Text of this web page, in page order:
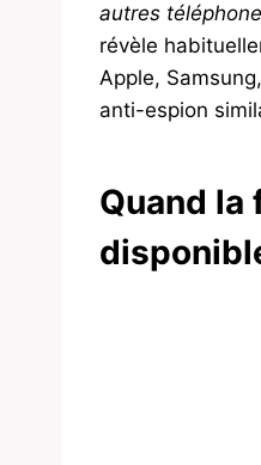
autres
révèle
Apple,
anti-espion
Quand